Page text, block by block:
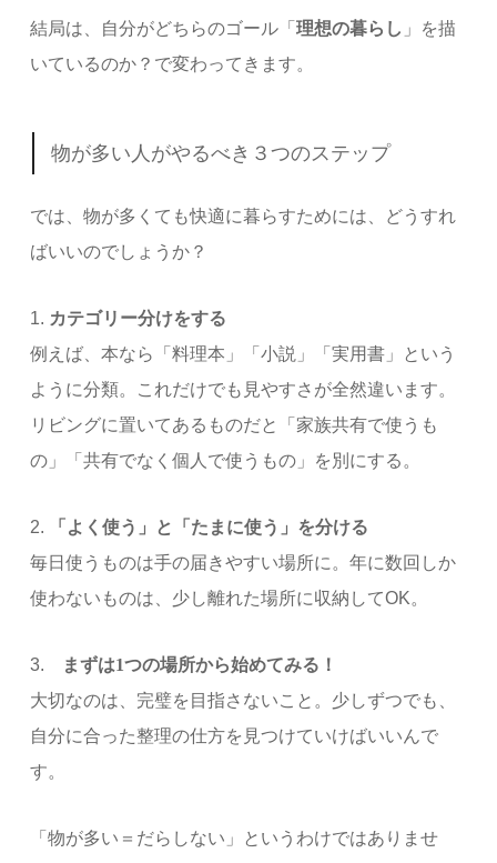
結局は、自分がどちらのゴール「理想の暮らし 」を描
いているのか？で変わってきます。
物が多い人がやるべき３つのステップ
では、物が多くても快適に暮らすためには、どうすれ
ばいいのでしょうか？
1. カテゴリー分けをする
例えば、本なら「料理本」「小説」「実用書」という
ように分類。これだけでも見やすさが全然違います。
リビングに置いてあるものだと「家族共有で使うも
の」「共有でなく個人で使うもの」を別にする。
2.
「よく使う」と「たまに使う」を分ける
毎日使うものは手の届きやすい場所に。年に数回しか
使わないものは、少し離れた場所に収納してOK。
3. まずは1つの場所から始めてみる ！
大切なのは、完璧を目指さないこと。少しずつでも、
自分に合った整理の仕方を見つけていけばいいんで
す。
「物が多い＝だらしない」というわけではありませ